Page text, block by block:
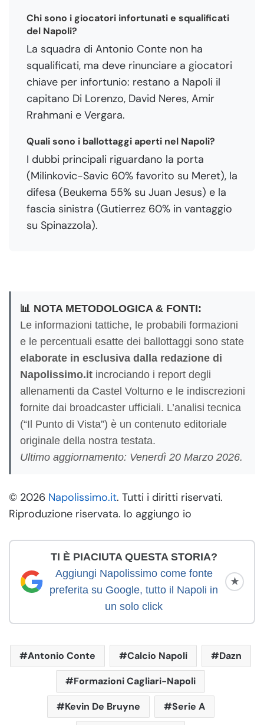
Chi sono i giocatori infortunati e squalificati
del Napoli?
La squadra di Antonio Conte non ha
squalificati, ma deve rinunciare a giocatori
chiave per infortunio: restano a Napoli il
capitano Di Lorenzo, David Neres, Amir
Rrahmani e Vergara.
Quali sono i ballottaggi aperti nel Napoli?
I dubbi principali riguardano la porta
(Milinkovic-Savic 60% favorito su Meret), la
difesa (Beukema 55% su Juan Jesus) e la
fascia sinistra (Gutierrez 60% in vantaggio
su Spinazzola).
📊 NOTA METODOLOGICA & FONTI:
Le informazioni tattiche, le probabili formazioni
e le percentuali esatte dei ballottaggi sono state
elaborate in esclusiva dalla redazione di
Napolissimo.it incrociando i report degli
allenamenti da Castel Volturno e le indiscrezioni
fornite dai broadcaster ufficiali. L’analisi tecnica
(“Il Punto di Vista”) è un contenuto editoriale
originale della nostra testata.
Ultimo aggiornamento: Venerdì 20 Marzo 2026.
© 2026 Napolissimo.it. Tutti i diritti riservati.
Riproduzione riservata. lo aggiungo io
TI È PIACIUTA QUESTA STORIA?
Aggiungi Napolissimo come fonte
preferita su Google, tutto il Napoli in
un solo click
★
Antonio Conte Calcio Napoli Dazn
Formazioni Cagliari-Napoli
Kevin De Bruyne Serie A